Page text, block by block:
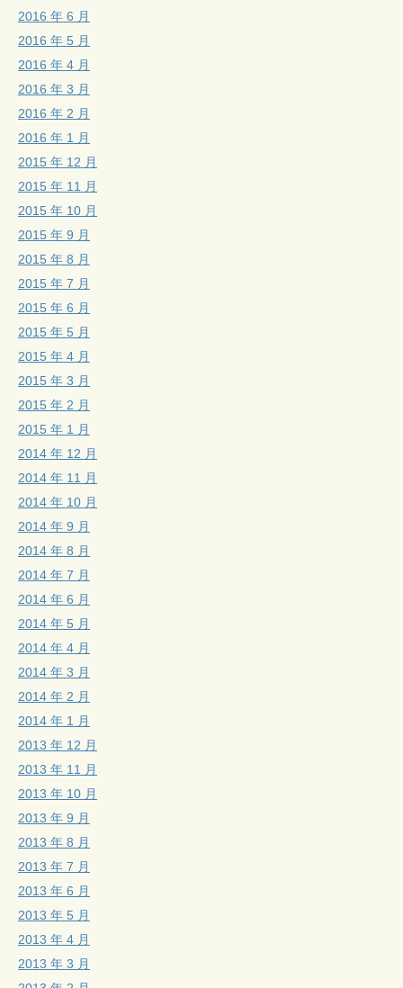
2016 年 6 月
2016 年 5 月
2016 年 4 月
2016 年 3 月
2016 年 2 月
2016 年 1 月
2015 年 12 月
2015 年 11 月
2015 年 10 月
2015 年 9 月
2015 年 8 月
2015 年 7 月
2015 年 6 月
2015 年 5 月
2015 年 4 月
2015 年 3 月
2015 年 2 月
2015 年 1 月
2014 年 12 月
2014 年 11 月
2014 年 10 月
2014 年 9 月
2014 年 8 月
2014 年 7 月
2014 年 6 月
2014 年 5 月
2014 年 4 月
2014 年 3 月
2014 年 2 月
2014 年 1 月
2013 年 12 月
2013 年 11 月
2013 年 10 月
2013 年 9 月
2013 年 8 月
2013 年 7 月
2013 年 6 月
2013 年 5 月
2013 年 4 月
2013 年 3 月